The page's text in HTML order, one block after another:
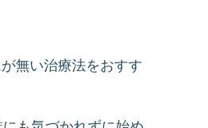
無い治療法をおすす